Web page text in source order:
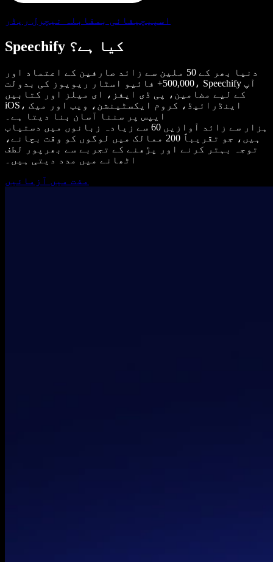
اسپیچیفائی بمقابلہ نیچرل ریڈر
Speechify کیا ہے؟
دنیا بھر کے 50 ملین سے زائد صارفین کے اعتماد اور
500,000+ فائیو اسٹار ریویوز کی بدولت، Speechify آپ
کے لیے مضامین، پی ڈی ایفز، ای میلز اور کتابیں
iOS، اینڈرائیڈ، کروم ایکسٹینشن، ویب اور میک
ایپس پر سننا آسان بنا دیتا ہے۔
ہزار سے زائد آوازیں 60 سے زیادہ زبانوں میں دستیاب
ہیں، جو تقریباً 200 ممالک میں لوگوں کو وقت بچانے،
توجہ بہتر کرنے اور پڑھنے کے تجربے سے بھرپور لطف
اٹھانے میں مدد دیتی ہیں۔
مفت میں آزمائیں